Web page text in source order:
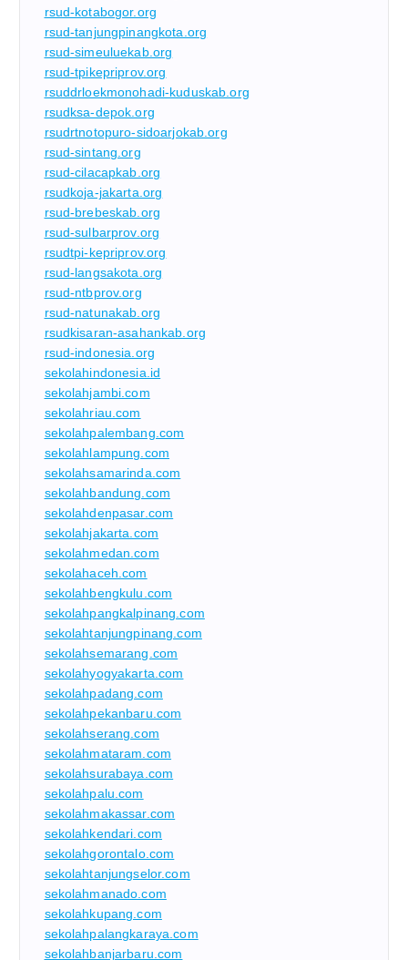
rsud-kotabogor.org
rsud-tanjungpinangkota.org
rsud-simeuluekab.org
rsud-tpikepriprov.org
rsuddrloekmonohadi-kuduskab.org
rsudksa-depok.org
rsudrtnotopuro-sidoarjokab.org
rsud-sintang.org
rsud-cilacapkab.org
rsudkoja-jakarta.org
rsud-brebeskab.org
rsud-sulbarprov.org
rsudtpi-kepriprov.org
rsud-langsakota.org
rsud-ntbprov.org
rsud-natunakab.org
rsudkisaran-asahankab.org
rsud-indonesia.org
sekolahindonesia.id
sekolahjambi.com
sekolahriau.com
sekolahpalembang.com
sekolahlampung.com
sekolahsamarinda.com
sekolahbandung.com
sekolahdenpasar.com
sekolahjakarta.com
sekolahmedan.com
sekolahaceh.com
sekolahbengkulu.com
sekolahpangkalpinang.com
sekolahtanjungpinang.com
sekolahsemarang.com
sekolahyogyakarta.com
sekolahpadang.com
sekolahpekanbaru.com
sekolahserang.com
sekolahmataram.com
sekolahsurabaya.com
sekolahpalu.com
sekolahmakassar.com
sekolahkendari.com
sekolahgorontalo.com
sekolahtanjungselor.com
sekolahmanado.com
sekolahkupang.com
sekolahpalangkaraya.com
sekolahbanjarbaru.com